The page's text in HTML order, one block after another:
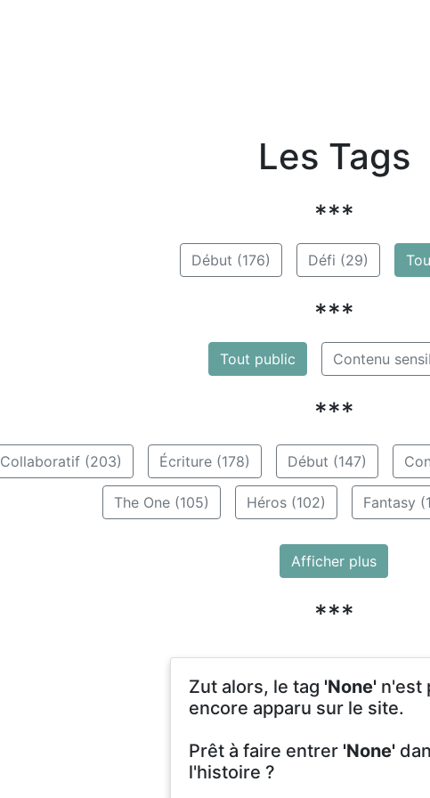
Les Tags
***
Début (176) Défi (29)
***
Tout public Contenu
***
Collaboratif (203) Écriture (178) Début (147)
The One (105) Héros (102) Fantasy
Afficher plus
***
Zut alors, le tag 'None' n'est
encore apparu sur le site.
Prêt à faire entrer 'None'
l'histoire ?